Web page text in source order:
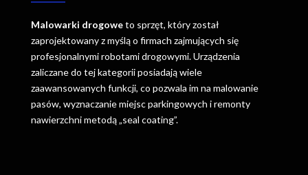
Malowarki drogoweto sprzęt, który został
zaprojektowany z myślą o firmach zajmujących się
profesjonalnymi robotami drogowymi. Urządzenia
zaliczane do tej kategorii posiadają wiele
zaawansowanych funkcji, co pozwala im na malowanie
pasów, wyznaczanie miejsc parkingowych i remonty
nawierzchni metodą „seal coating”.